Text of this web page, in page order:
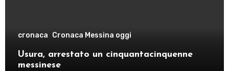
cronaca Cronaca Messina oggi
Usura, arrestato un cinquantacinquenne
messinese